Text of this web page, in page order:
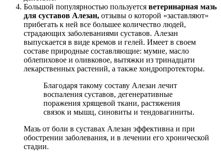
Большой популярностью пользуется ветеринарная мазь
для суставов Алезан, отзывы о которой «заставляют»
прибегать к ней все большее количество людей,
страдающих заболеваниями суставов. Алезан
выпускается в виде кремов и гелей. Имеет в своем
составе природные составляющие: мумие, масло
облепиховое и оливковое, вытяжки из тринадцати
лекарственных растений, а также хондропротекторы.
Благодаря такому составу Алезан лечит
воспаления суставов, дегенеративные
поражения хрящевой ткани, растяжения
связок и мышц, синовиты и тендовагиниты.
Мазь от боли в суставах Алезан эффективна и при
обострении заболевания, и в лечении его хронической
стадии.